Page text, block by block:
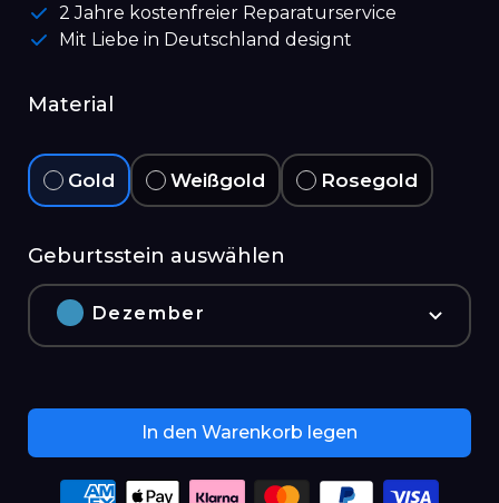
2 Jahre kostenfreier Reparaturservice
Mit Liebe in Deutschland designt
Material
Gold Weißgold Rosegold
Geburtsstein auswählen
Dezember
Februar
März
In den Warenkorb legen
Payment